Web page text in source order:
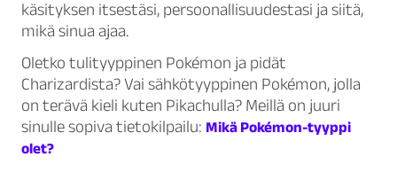
käsityksen itsestäsi, persoonallisuudestasi ja siitä,
mikä sinua ajaa.
Oletko tulityyppinen Pokémon ja pidät
Charizardista? Vai sähkötyyppinen Pokémon, jolla
on terävä kieli kuten Pikachulla? Meillä on juuri
sinulle sopiva tietokilpailu: Mikä Pokémon-tyyppi
olet?